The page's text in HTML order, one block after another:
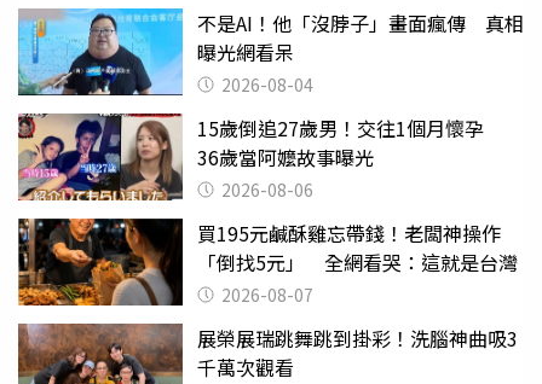
不是AI！他「沒脖子」畫面瘋傳 真相
曝光網看呆
2026-08-04
15歲倒追27歲男！交往1個月懷孕
36歲當阿嬤故事曝光
2026-08-06
買195元鹹酥雞忘帶錢！老闆神操作
「倒找5元」 全網看哭：這就是台灣
2026-08-07
展榮展瑞跳舞跳到掛彩！洗腦神曲吸3
千萬次觀看